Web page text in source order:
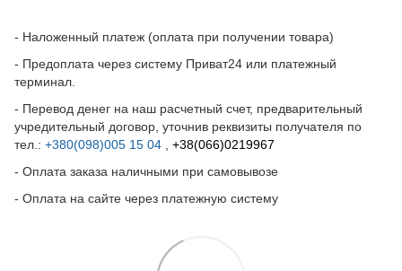
- Наложенный платеж (оплата при получении товара)
- Предоплата через систему Приват24 или платежный
терминал.
- Перевод денег на наш расчетный счет, предварительный
учредительный договор, уточнив реквизиты получателя по
тел.: +380(098)005 15 04
+38(066)0219967
- Оплата заказа наличными при самовывозе
- Оплата на сайте через платежную систему